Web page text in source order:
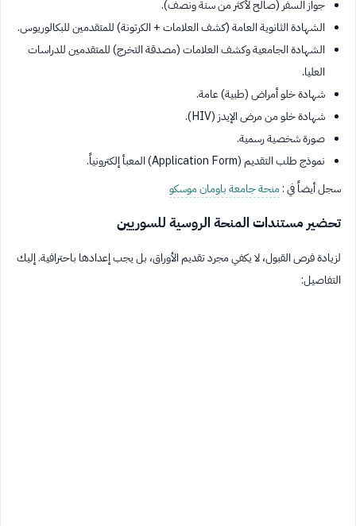
جواز السفر (صالح لأكثر من سنة ونصف).
الشهادة الثانوية العامة (كشف العلامات + الكرتونة) للمتقدمين للبكالوريوس.
الشهادة الجامعية وكشف العلامات (مصدقة التخرج) للمتقدمين للدراسات
العليا.
شهادة خلو أمراض (طبية) عامة.
شهادة خلو من مرض الإيدز (HIV).
صورة شخصية رسمية.
نموذج طلب التقديم (Application Form) المعبأ إلكترونياً.
سجل أيضاً في :منحة جامعة باومان موسكو
تحضير مستندات المنحة الروسية للسوريين
لزيادة فرص القبول، لا يكفي مجرد تقديم الأوراق، بل يجب إعدادها باحترافية. إليك
التفاصيل: